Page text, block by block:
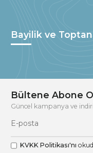
Bayilik ve Toptan
Bültene Abone
Güncel kampanya ve
KVKK Politikası'nı